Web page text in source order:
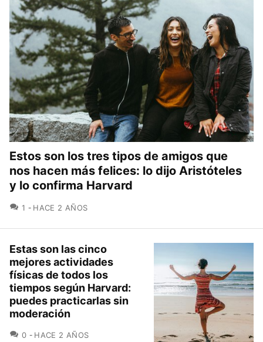
Estos son los tres tipos de amigos que
nos hacen más felices: lo dijo Aristóteles
y lo confirma Harvard
1 COMENTARIOS
HACE 2 AÑOS
Estas son las cinco
mejores actividades
físicas de todos los
tiempos según Harvard:
puedes practicarlas sin
moderación
0 COMENTARIOS
HACE 2 AÑOS